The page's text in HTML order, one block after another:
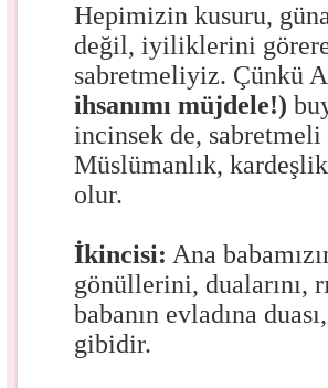
Hepimizin kusuru,
değil, iyiliklerini
sabretmeliyiz. Çünkü
ihsanımı müjdele!)
incinsek de,
Müslümanlık,
olur.
İkincisi: Ana
gönüllerini, dualarını,
babanın evladına
gibidir.